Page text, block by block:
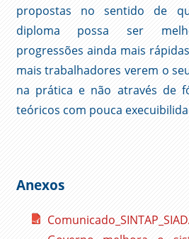
propostas no sentido de
diploma possa ser
progressões ainda mais
mais trabalhadores verem o
na prática e não através de
teóricos com pouca
Anexos